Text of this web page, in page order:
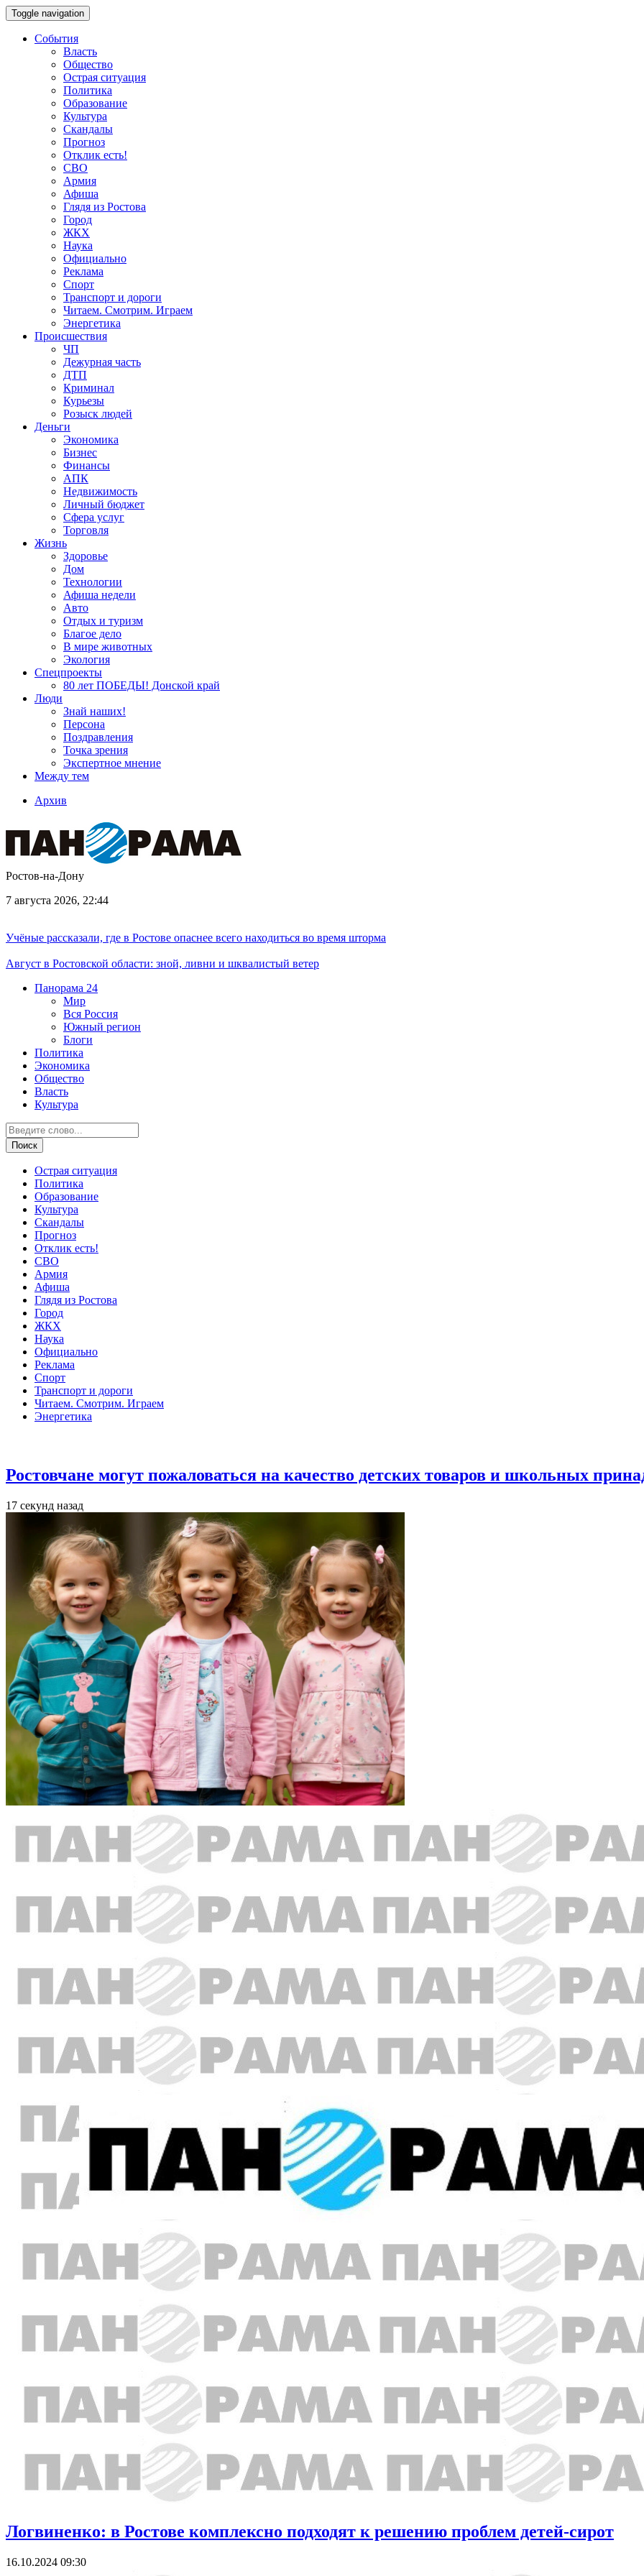
Toggle navigation
События
Власть
Общество
Острая ситуация
Политика
Образование
Культура
Скандалы
Прогноз
Отклик есть!
СВО
Армия
Афиша
Глядя из Ростова
Город
ЖКХ
Наука
Официально
Реклама
Спорт
Транспорт и дороги
Читаем. Смотрим. Играем
Энергетика
Происшествия
ЧП
Дежурная часть
ДТП
Криминал
Курьезы
Розыск людей
Деньги
Экономика
Бизнес
Финансы
АПК
Недвижимость
Личный бюджет
Сфера услуг
Торговля
Жизнь
Здоровье
Дом
Технологии
Афиша недели
Авто
Отдых и туризм
Благое дело
В мире животных
Экология
Спецпроекты
80 лет ПОБЕДЫ! Донской край
Люди
Знай наших!
Персона
Поздравления
Точка зрения
Экспертное мнение
Между тем
Архив
Ростов-на-Дону
7 августа 2026, 22:44
Учёные рассказали, где в Ростове опаснее всего находиться во время шторма
Август в Ростовской области: зной, ливни и шквалистый ветер
Панорама 24
Мир
Вся Россия
Южный регион
Блоги
Политика
Экономика
Общество
Власть
Культура
Острая ситуация
Политика
Образование
Культура
Скандалы
Прогноз
Отклик есть!
СВО
Армия
Афиша
Глядя из Ростова
Город
ЖКХ
Наука
Официально
Реклама
Спорт
Транспорт и дороги
Читаем. Смотрим. Играем
Энергетика
Ростовчане могут пожаловаться на качество детских товаров и школьных
17 секунд назад
Логвиненко: в Ростове комплексно подходят к решению проблем детей-сирот
16.10.2024 09:30